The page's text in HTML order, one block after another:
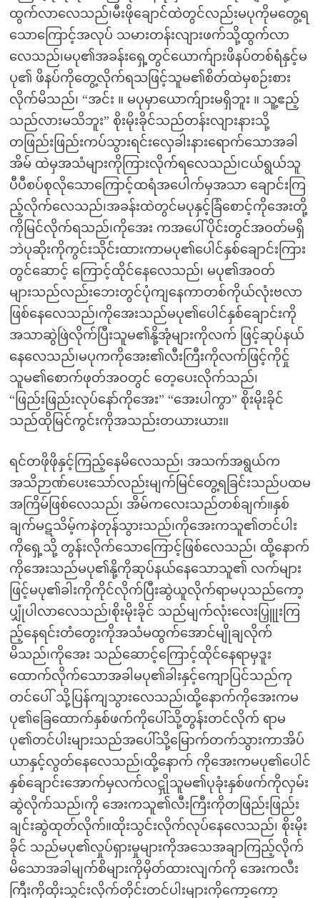
ထွက်လာလေသည်၊မီးဖိုချောင်ထဲတွင်လည်းမပုကိုမတွေ့ရ
သောကြောင့်အလုပ် သမားတန်းလျားဖက်သို့ထွက်လာ
လေသည်၊မပု၏အခန်းရှေ့တွင်ယောက်ျားဖိနပ်တစ်ရံနှင့်မ
ပု၏ ဖိနပ်ကိုတွေ့လိုက်ရသဖြင့်သူမ၏စိတ်ထဲမှစဉ်းစား
လိုက်မိသည်၊ “အင်း ။ မပုမှာယောက်ျားမရှိဘူး ။ သူ့ဧည့်
သည်လားမသိဘူး” စိုးမိုးခိုင်သည်တန်းလျားနားသို့
တဖြည်းဖြည်းကပ်သွားရင်းလှေခါးနားရောက်သောအခါ
အိမ် ထဲမှအသံများကိုကြားလိုက်ရလေသည်၊ငယ်ရွယ်သူ
ပီပီစပ်စုလိုသောကြောင့်ထရံအပေါက်မှအသာ ချောင်းကြ
ည့်လိုက်လေသည်၊အခန်းထဲတွင်မပုနှင့်ခြံစောင့်ကိုအေးတို့
ကိုမြင်လိုက်ရသည်၊ကိုအေး ကအပေါ်ပိုင်းတွင်အဝတ်မရှိ
ဘဲပုဆိုးကိုကွင်းသိုင်းထားကာမပု၏ပေါင်နှစ်ချောင်းကြား
တွင်ဆောင့် ကြောင့်ထိုင်နေလေသည်၊ မပု၏အဝတ်
များသည်လည်းဘေးတွင်ပုံကျနေကာတစ်ကိုယ်လုံးဗလာ
ဖြစ်နေလေသည်၊ကိုအေးသည်မပု၏ပေါင်နှစ်ချောင်းကို
အသာဆွဲဖြဲလိုက်ပြီးသူမ၏နို့အုံများကိုလက် ဖြင့်ဆုပ်နယ်
နေလေသည်၊မပုကကိုအေး၏လီးကြီးကိုလက်ဖြင့်ကိုင်ှု
သူမ၏စောက်ဖုတ်အဝတွင် တေ့ပေးလိုက်သည်၊
“ဖြည်းဖြည်းလုပ်နော်ကိုအေး” “အေးပါကွာ” စိုးမိုးခိုင်
သည်ထိုမြင်ကွင်းကိုအသည်းတယားယား။
ရင်တဖိုဖိုနှင့်ကြည့်နေမိလေသည်၊ အသက်အရွယ်က
အသိဉာဏ်ပေးသော်လည်းမျက်မြင်တွေ့ရခြင်းသည်ပထမ
အကြိမ်ဖြစ်လေသည်၊ အိမ်ကလေးသည်တစ်ချက်။နှစ်
ချက်မဋသိမ့်ကနဲတုန်သွားသည်၊ကိုအေးကသူ၏တင်ပါး
ကိုရှေ့သို့ တွန်းလိုက်သောကြောင့်ဖြစ်လေသည်၊ ထို့နောက်
ကိုအေးသည်မပု၏နို့ကိုဆုပ်နယ်နေသောသူ၏ လက်များ
ဖြင့်မပု၏ခါးကိုကိုင်လိုက်ပြီးဆွဲယူလိုက်ရာမပုသည်ကော့
ပျှုံပါလာလေသည်၊စိုးမိုးခိုင် သည်မျက်လုံးလေးပြှူုးကြ
ည့်နေရင်းတံတွေးကိုအသံမထွက်အောင်မျိုချလိုက်
မိသည်၊ကိုအေး သည်ဆောင့်ကြောင့်ထိုင်နေရာမှဒူး
ထောက်လိုက်သောအခါမပု၏ခါးနှင့်ကျောပြင်သည်ကု
တင်ပေါ် သို့ပြန်ကျသွားလေသည်၊ထို့နောက်ကိုအေးကမ
ပု၏ခြေထောက်နှစ်ဖက်ကိုပေါ်သို့တွန်းတင်လိုက် ရာမ
ပု၏တင်ပါးများသည်အပေါ်သို့မြောက်တက်သွားကာအိပ်
ယာနှင့်လွတ်နေလေသည်၊ထို့နောက် ကိုအေးကမပု၏ပေါင်
နှစ်ချောင်းအောက်မှလက်လဋှိုသူမ၏ပုခုံးနှစ်ဖက်ကိုလှမ်း
ဆွဲလိုက်သည်၊ကို အေးကသူ၏လီးကြီးကိုတဖြည်းဖြည်း
ချင်းဆွဲထုတ်လိုက်။ထိုးသွင်းလိုက်လုပ်နေလေသည်၊ စိုးမိုး
ခိုင် သည်မပု၏လှုပ်ရှားမှုများကိုအသေအချာကြည့်လိုက်
မိသောအခါမျက်စိများကိုမှိတ်ထားလျက်ကို အေးကလီး
ကြီးကိုထိုးသွင်းလိုက်တိုင်းတင်ပါးများကိုကော့ကော့